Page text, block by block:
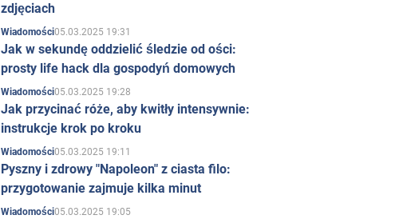
zdjęciach
Wiadomości05.03.2025 19:31
Jak w sekundę oddzielić śledzie od ości:
prosty life hack dla gospodyń domowych
Wiadomości05.03.2025 19:28
Jak przycinać róże, aby kwitły intensywnie:
instrukcje krok po kroku
Wiadomości05.03.2025 19:11
Pyszny i zdrowy "Napoleon" z ciasta filo:
przygotowanie zajmuje kilka minut
Wiadomości05.03.2025 19:05